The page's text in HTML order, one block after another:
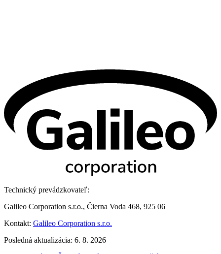
Technický prevádzkovateľ:
Galileo Corporation s.r.o., Čierna Voda 468, 925 06
Kontakt: Galileo Corporation s.r.o.
Posledná aktualizácia: 6. 8. 2026